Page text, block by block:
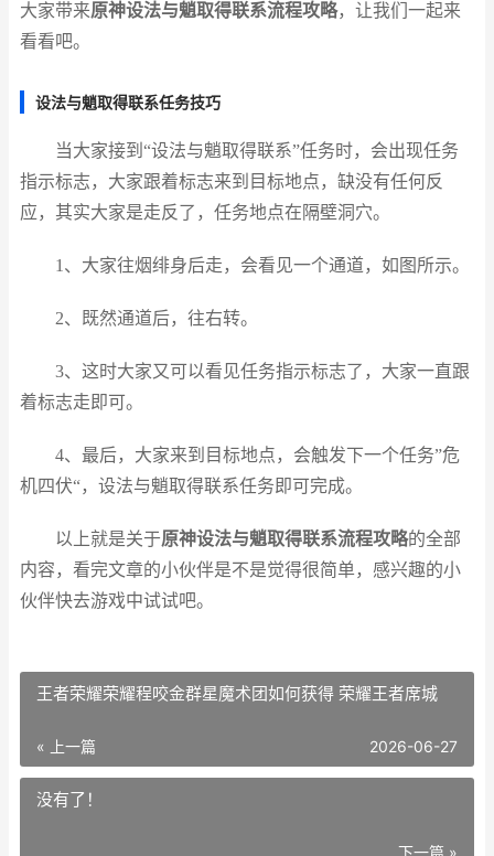
大家带来原神设法与魈取得联系流程攻略，让我们一起来
看看吧。
设法与魈取得联系任务技巧
当大家接到“设法与魈取得联系”任务时，会出现任务
指示标志，大家跟着标志来到目标地点，缺没有任何反
应，其实大家是走反了，任务地点在隔壁洞穴。
1、大家往烟绯身后走，会看见一个通道，如图所示。
2、既然通道后，往右转。
3、这时大家又可以看见任务指示标志了，大家一直跟
着标志走即可。
4、最后，大家来到目标地点，会触发下一个任务”危
机四伏“，设法与魈取得联系任务即可完成。
以上就是关于原神设法与魈取得联系流程攻略的全部
内容，看完文章的小伙伴是不是觉得很简单，感兴趣的小
伙伴快去游戏中试试吧。
王者荣耀荣耀程咬金群星魔术团如何获得 荣耀王者席城
« 上一篇 2026-06-27
没有了！
下一篇 »